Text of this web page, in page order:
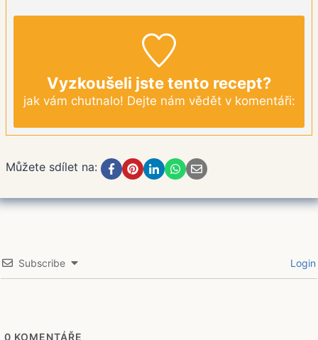
Vyzkoušeli jste tento recept?
jak vám chutnalo! Dejte nám vědět v komentáři:
Můžete sdílet na:
Subscribe Login
0 KOMENTÁŘE